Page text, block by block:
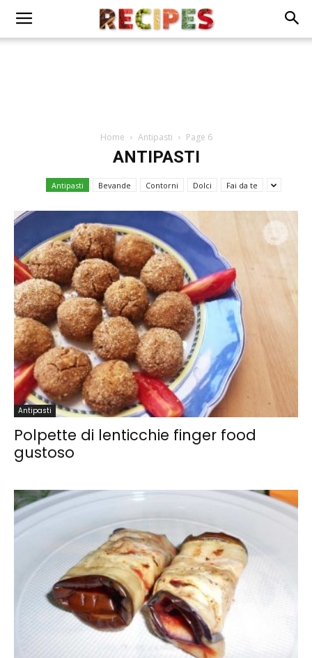
Home Antipasti Page 6
ANTIPASTI
Antipasti Bevande Contorni Dolci Fai da te
Antipasti
Polpette di lenticchie finger food
gustoso